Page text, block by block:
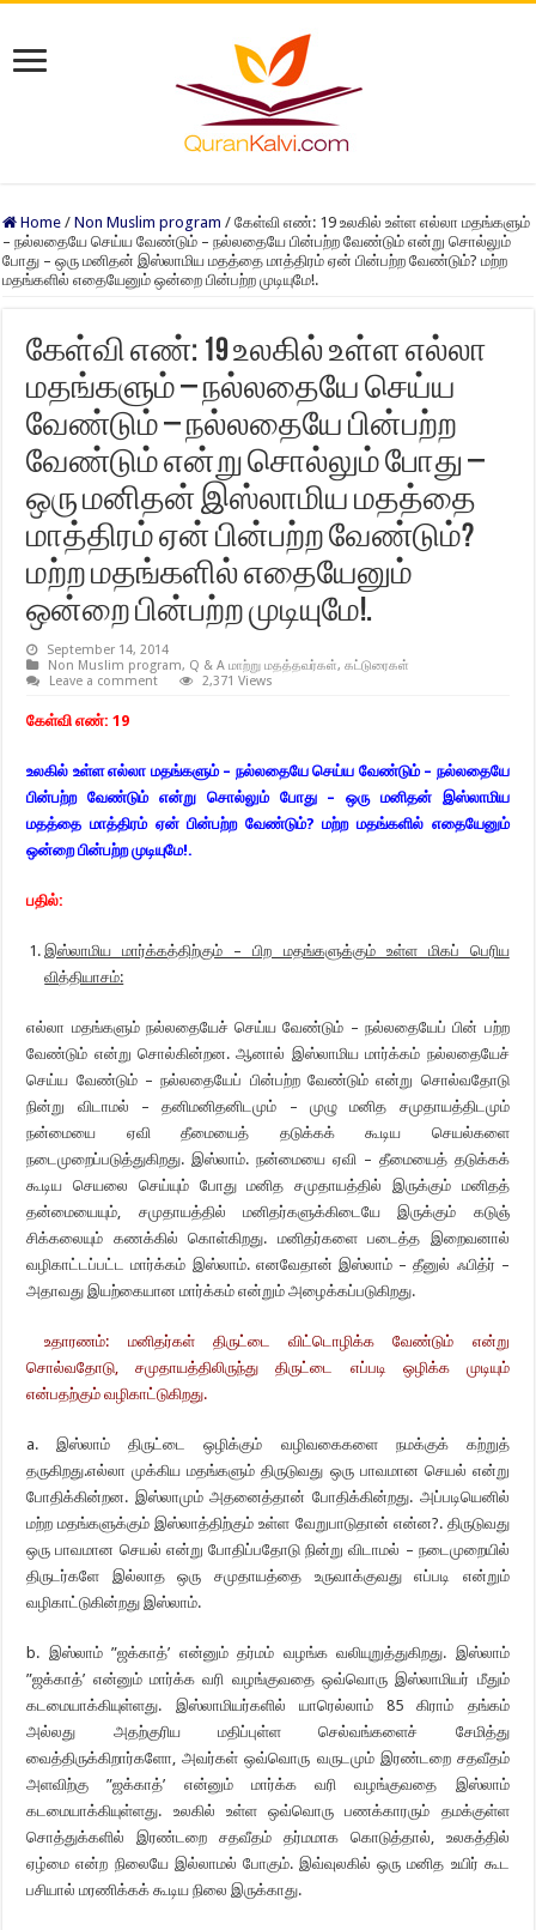
Home / Non Muslim program / கேள்வி எண்: 19 உலகில் உள்ள எல்லா மதங்களும்
– நல்லதையே செய்ய வேண்டும் – நல்லதையே பின்பற்ற வேண்டும் என்று சொல்லும்
போது – ஒரு மனிதன் இஸ்லாமிய மதத்தை மாத்திரம் ஏன் பின்பற்ற வேண்டும்? மற்ற
மதங்களில் எதையேனும் ஒன்றை பின்பற்ற முடியுமே!.
கேள்வி எண்: 19 உலகில் உள்ள எல்லா
மதங்களும் – நல்லதையே செய்ய
வேண்டும் – நல்லதையே பின்பற்ற
வேண்டும் என்று சொல்லும் போது –
ஒரு மனிதன் இஸ்லாமிய மதத்தை
மாத்திரம் ஏன் பின்பற்ற வேண்டும்?
மற்ற மதங்களில் எதையேனும்
ஒன்றை பின்பற்ற முடியுமே!.
September 14, 2014
Non Muslim program, Q & A மாற்று மதத்தவர்கள்,கட்டுரைகள்
Leave a comment
2,371 Views
கேள்வி எண்:19
உலகில் உள்ள எல்லா மதங்களும் – நல்லதையே செய்ய வேண்டும் – நல்லதையே
பின்பற்ற வேண்டும் என்று சொல்லும் போது – ஒரு மனிதன் இஸ்லாமிய
மதத்தை மாத்திரம் ஏன் பின்பற்ற வேண்டும்?மற்ற மதங்களில் எதையேனும்
ஒன்றை பின்பற்ற முடியுமே!.
பதில்:
இஸ்லாமிய மார்க்கத்திற்கும் – பிற மதங்களுக்கும் உள்ள மிகப் பெரிய
வித்தியாசம்:
எல்லா மதங்களும் நல்லதையேச் செய்ய வேண்டும் – நல்லதையேப் பின் பற்ற
வேண்டும் என்று சொல்கின்றன. ஆனால் இஸ்லாமிய மார்க்கம் நல்லதையேச்
செய்ய வேண்டும் – நல்லதையேப் பின்பற்ற வேண்டும் என்று சொல்வதோடு
நின்று விடாமல் – தனிமனிதனிடமும் – முழு மனித சமுதாயத்திடமும்
நன்மையை ஏவி தீமையைத் தடுக்கக் கூடிய செயல்களை
நடைமுறைப்படுத்துகிறது. இஸ்லாம். நன்மையை ஏவி – தீமையைத் தடுக்கக்
கூடிய செயலை செய்யும் போது மனித சமுதாயத்தில் இருக்கும் மனிதத்
தன்மையையும், சமுதாயத்தில் மனிதர்களுக்கிடையே இருக்கும் கடுஞ்
சிக்கலையும் கணக்கில் கொள்கிறது. மனிதர்களை படைத்த இறைவனால்
வழிகாட்டப்பட்ட மார்க்கம் இஸ்லாம். எனவேதான் இஸ்லாம் – தீனுல் ஃபித்ர் –
அதாவது இயற்கையான மார்க்கம் என்றும் அழைக்கப்படுகிறது.
உதாரணம்: மனிதர்கள் திருட்டை விட்டொழிக்க வேண்டும் என்று
சொல்வதோடு, சமுதாயத்திலிருந்து திருட்டை எப்படி ஒழிக்க முடியும்
என்பதற்கும் வழிகாட்டுகிறது.
a. இஸ்லாம் திருட்டை ஒழிக்கும் வழிவகைகளை நமக்குக் கற்றுத்
தருகிறது.எல்லா முக்கிய மதங்களும் திருடுவது ஒரு பாவமான செயல் என்று
போதிக்கின்றன. இஸ்லாமும் அதனைத்தான் போதிக்கின்றது. அப்படியெனில்
மற்ற மதங்களுக்கும் இஸ்லாத்திற்கும் உள்ள வேறுபாடுதான் என்ன?. திருடுவது
ஒரு பாவமான செயல் என்று போதிப்பதோடு நின்று விடாமல் – நடைமுறையில்
திருடர்களே இல்லாத ஒரு சமுதாயத்தை உருவாக்குவது எப்படி என்றும்
வழிகாட்டுகின்றது இஸ்லாம்.
b. இஸ்லாம் ”ஜக்காத்’ என்னும் தர்மம் வழங்க வலியுறுத்துகிறது. இஸ்லாம்
”ஜக்காத்’ என்னும் மார்க்க வரி வழங்குவதை ஒவ்வொரு இஸ்லாமியர் மீதும்
கடமையாக்கியுள்ளது. இஸ்லாமியர்களில் யாரெல்லாம் 85 கிராம் தங்கம்
அல்லது அதற்குரிய மதிப்புள்ள செல்வங்களைச் சேமித்து
வைத்திருக்கிறார்களோ, அவர்கள் ஒவ்வொரு வருடமும் இரண்டறை சதவீதம்
அளவிற்கு ”ஜக்காத்’ என்னும் மார்க்க வரி வழங்குவதை இஸ்லாம்
கடமையாக்கியுள்ளது. உலகில் உள்ள ஒவ்வொரு பணக்காரரும் தமக்குள்ள
சொத்துக்களில் இரண்டறை சதவீதம் தர்மமாக கொடுத்தால், உலகத்தில்
ஏழ்மை என்ற நிலையே இல்லாமல் போகும். இவ்வுலகில் ஒரு மனித உயிர் கூட
பசியால் மரணிக்கக் கூடிய நிலை இருக்காது.